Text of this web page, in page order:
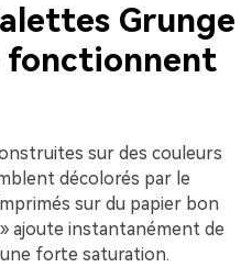
Grunge
fonctionnent
sur des couleurs
décolorés par le
sur du papier bon
ajoute instantanément de
forte saturation.